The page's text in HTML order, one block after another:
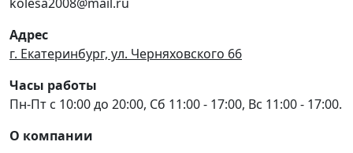
Адрес
г. Екатеринбург, ул. Черняховского 66
Часы работы
Пн-Пт с 10:00 до 20:00, Сб 11:00 - 17:00, Вс 11:00 - 17:00.
О компании